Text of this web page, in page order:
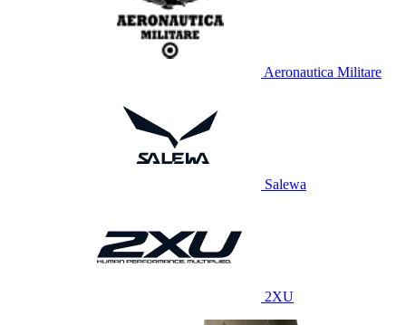
Aeronautica Militare
Salewa
2XU